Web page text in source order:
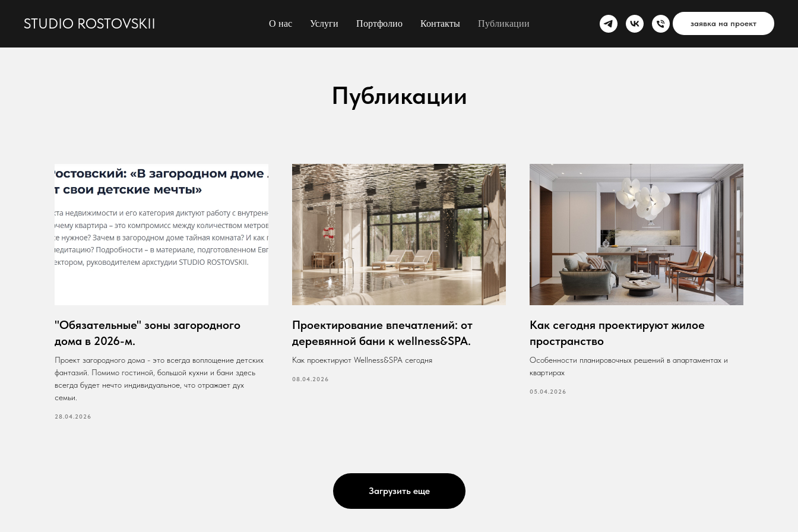
STUDIO ROSTOVSKII О нас Услуги Портфолио Контакты Публикации заявка на проект
Публикации
"Обязательные" зоны загородного
дома в 2026-м.
Проект загородного дома - это всегда воплощение детских
фантазий. Помимо гостиной, большой кухни и бани здесь
всегда будет нечто индивидуальное, что отражает дух
семьи.
28.04.2026
Проектирование впечатлений: от
деревянной бани к wellness&SPA.
Как проектируют Wellness&SPA сегодня
08.04.2026
Как сегодня проектируют жилое
пространство
Особенности планировочных решений в апартаментах и
квартирах
05.04.2026
Загрузить еще